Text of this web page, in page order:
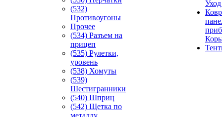
(532)
Противоугоны
Прочее
(534) Разъем на
прицеп
(535) Рулетки,
уровень
(538) Хомуты
(539)
Шестигранники
(540) Шприц
(542) Щетка по
металлу
Уход